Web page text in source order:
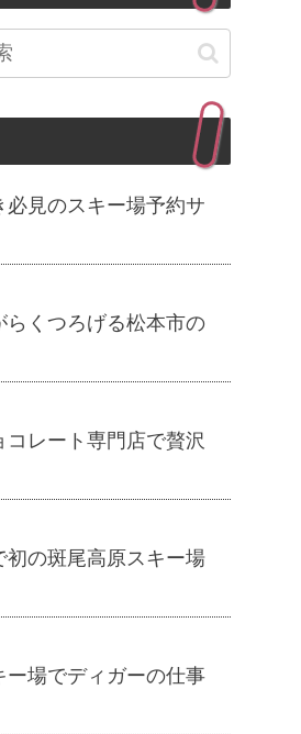
必見のスキー場予約サ
らくつろげる松本市の
コレート専門店で贅沢
初の斑尾高原スキー場
ー場でディガーの仕事